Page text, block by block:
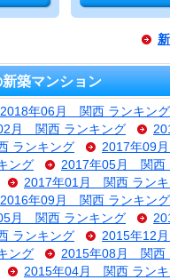
築マンション
2018年06月 関西 ランキング
月 関西 ランキング
ランキング
2017年09
ング
2017年05月 関西
2017年01月 関西 ランキ
2016年09月 関西 ランキング
月 関西 ランキング
ランキング
2015年12
ング
2015年08月 関西
2015年04月 関西 ランキ